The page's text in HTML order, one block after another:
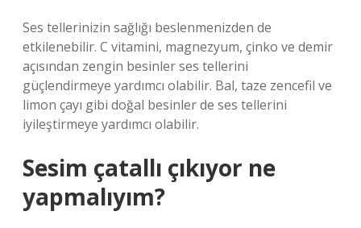
Ses tellerinizin sağlığı beslenmenizden de
etkilenebilir. C vitamini, magnezyum, çinko ve demir
açısından zengin besinler ses tellerini
güçlendirmeye yardımcı olabilir. Bal, taze zencefil ve
limon çayı gibi doğal besinler de ses tellerini
iyileştirmeye yardımcı olabilir.
Sesim çatallı çıkıyor ne
yapmalıyım?